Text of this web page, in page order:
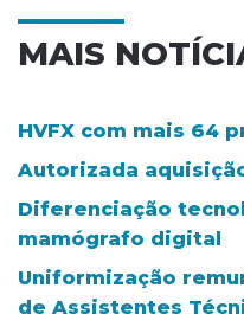
MAIS
HVFX com mais 64
Autorizada
Diferenciação
mamógrafo digital
Uniformização
de Assistentes